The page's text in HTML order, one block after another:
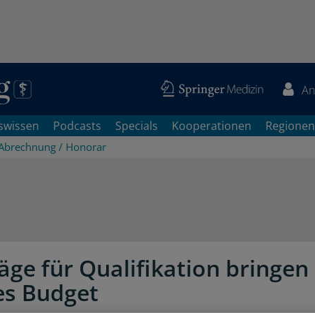
Podcasts Specials Kooperationen Regionen
/ Honorar
für Qualifikation bringen
Budget